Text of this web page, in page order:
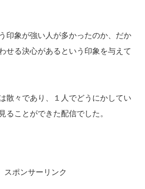
印象が強い人が多かったのか、だか
せる決心があるという印象を与えて
散々であり、１人でどうにかしてい
ることができた配信でした。
スポンサーリンク